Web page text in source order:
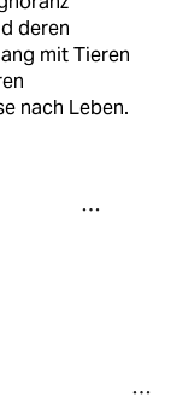
deren
mit Tieren
nach Leben.